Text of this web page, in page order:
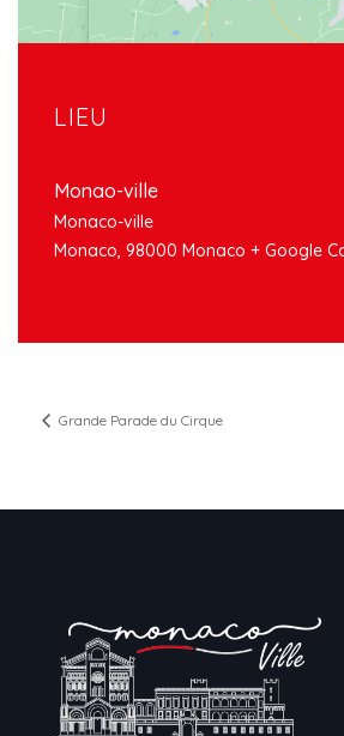
LIEU
Monao-ville
Monaco-ville
Monaco, 98000 Monaco + Google
Grande Parade du Cirque